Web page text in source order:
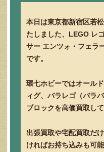
本日は東京都新宿区若
たしました、LEGO レ
サー エンツォ・フェラ
です。
環七ホビーではオール
ィグ、バラレゴ（バラ
ブロックを高価買取し
出張買取や宅配買取だ
ければお持ち込みも可